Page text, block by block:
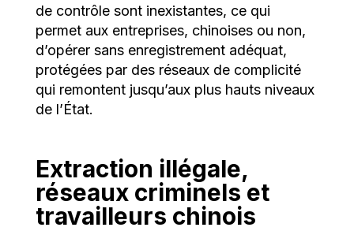
de contrôle sont inexistantes, ce qui
permet aux entreprises, chinoises ou non,
d’opérer sans enregistrement adéquat,
protégées par des réseaux de complicité
qui remontent jusqu’aux plus hauts niveaux
de l’État.
Extraction illégale,
réseaux criminels et
travailleurs chinois